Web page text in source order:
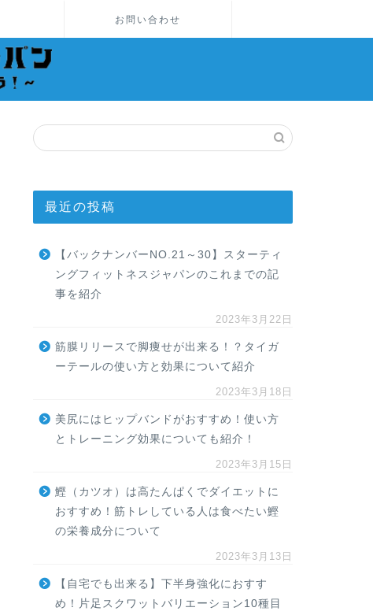
お問い合わせ
最近の投稿
【バックナンバーNO.21～30】スターティ
ングフィットネスジャパンのこれまでの記
事を紹介
2023年3月22日
筋膜リリースで脚痩せが出来る！？タイガ
ーテールの使い方と効果について紹介
2023年3月18日
美尻にはヒップバンドがおすすめ！使い方
とトレーニング効果についても紹介！
2023年3月15日
鰹（カツオ）は高たんぱくでダイエットに
おすすめ！筋トレしている人は食べたい鰹
の栄養成分について
2023年3月13日
【自宅でも出来る】下半身強化におすす
め！片足スクワットバリエーション10種目